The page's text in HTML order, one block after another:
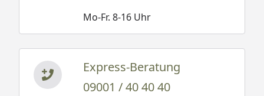
Mo-Fr. 8-16 Uhr
Express-Beratung
09001 / 40 40 40